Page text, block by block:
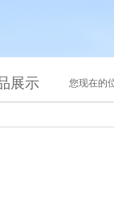
展示 您现在的